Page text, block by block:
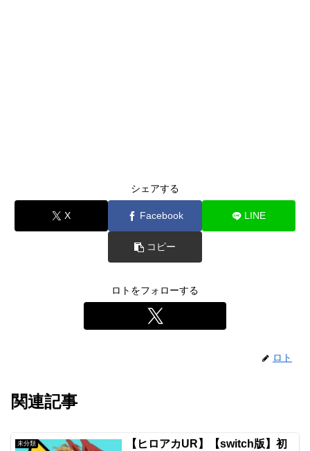
シェアする
X Facebook LINE
コピー
ロトをフォローする
ロト
関連記事
未分類
【ヒロアカUR】【switch版】初